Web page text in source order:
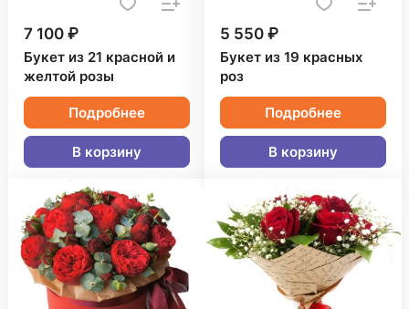
7 100 ₽
Букет из 21 красной и
желтой розы
Подробнее
В корзину
5 550 ₽
Букет из 19 красных
роз
Подробнее
В корзину